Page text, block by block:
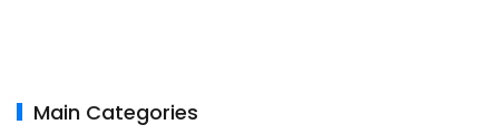
Main Categories